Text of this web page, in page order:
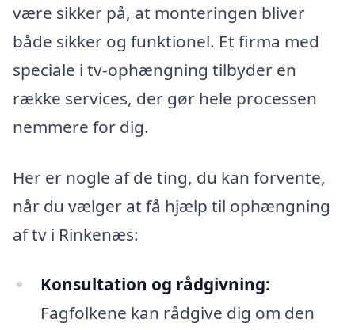
være sikker på, at monteringen bliver
både sikker og funktionel. Et firma med
speciale i tv-ophængning tilbyder en
række services, der gør hele processen
nemmere for dig.
Her er nogle af de ting, du kan forvente,
når du vælger at få hjælp til ophængning
af tv i Rinkenæs:
Konsultation og rådgivning:
Fagfolkene kan rådgive dig om den